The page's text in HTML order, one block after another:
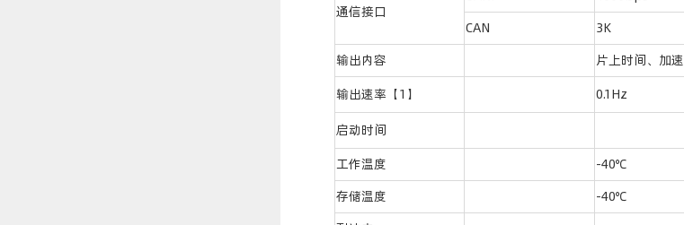
通信接口
CAN
3K
输出内容
片上时间、加
输出速率【1】
0.1Hz
启动时间
工作温度
-40℃
存储温度
-40℃